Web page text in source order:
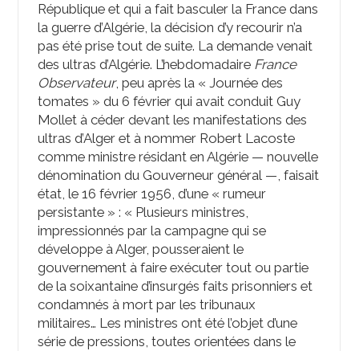
République et qui a fait basculer la France dans
la guerre d’Algérie, la décision d’y recourir n’a
pas été prise tout de suite. La demande venait
des ultras d’Algérie. L’hebdomadaire France
Observateur, peu après la « Journée des
tomates » du 6 février qui avait conduit Guy
Mollet à céder devant les manifestations des
ultras d’Alger et à nommer Robert Lacoste
comme ministre résidant en Algérie — nouvelle
dénomination du Gouverneur général —, faisait
état, le 16 février 1956, d’une « rumeur
persistante » : « Plusieurs ministres,
impressionnés par la campagne qui se
développe à Alger, pousseraient le
gouvernement à faire exécuter tout ou partie
de la soixantaine d’insurgés faits prisonniers et
condamnés à mort par les tribunaux
militaires… Les ministres ont été l’objet d’une
série de pressions, toutes orientées dans le